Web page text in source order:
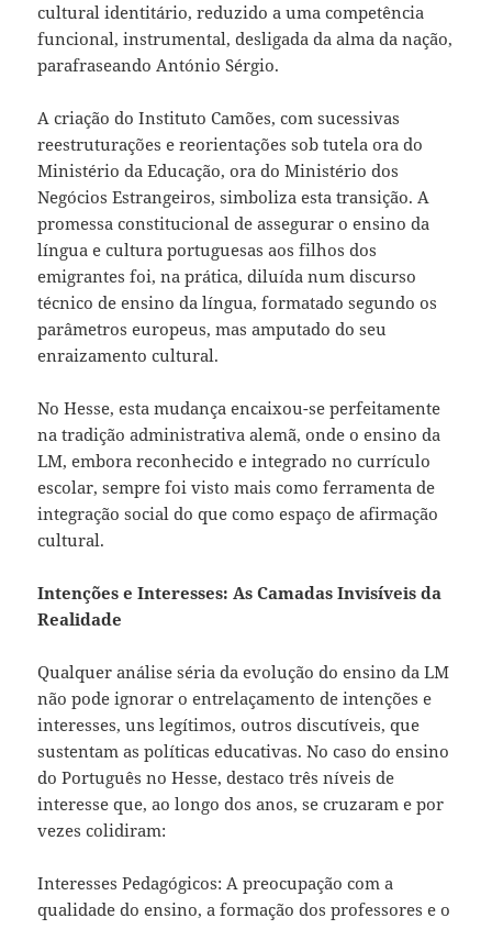
cultural identitário, reduzido a uma competência
funcional, instrumental, desligada da alma da nação,
parafraseando António Sérgio.
A criação do Instituto Camões, com sucessivas
reestruturações e reorientações sob tutela ora do
Ministério da Educação, ora do Ministério dos
Negócios Estrangeiros, simboliza esta transição. A
promessa constitucional de assegurar o ensino da
língua e cultura portuguesas aos filhos dos
emigrantes foi, na prática, diluída num discurso
técnico de ensino da língua, formatado segundo os
parâmetros europeus, mas amputado do seu
enraizamento cultural.
No Hesse, esta mudança encaixou-se perfeitamente
na tradição administrativa alemã, onde o ensino da
LM, embora reconhecido e integrado no currículo
escolar, sempre foi visto mais como ferramenta de
integração social do que como espaço de afirmação
cultural.
Intenções e Interesses: As Camadas Invisíveis da
Realidade
Qualquer análise séria da evolução do ensino da LM
não pode ignorar o entrelaçamento de intenções e
interesses, uns legítimos, outros discutíveis, que
sustentam as políticas educativas. No caso do ensino
do Português no Hesse, destaco três níveis de
interesse que, ao longo dos anos, se cruzaram e por
vezes colidiram:
Interesses Pedagógicos: A preocupação com a
qualidade do ensino, a formação dos professores e o